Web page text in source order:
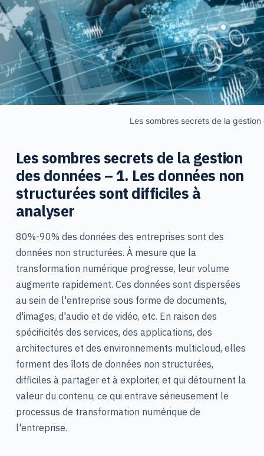
Les sombres secrets de la gestion
Les sombres secrets de la gestion
des données – 1. Les données non
structurées sont difficiles à
analyser
80%-90% des données des entreprises sont des
données non structurées. À mesure que la
transformation numérique progresse, leur volume
augmente rapidement. Ces données sont dispersées
au sein de l'entreprise sous forme de documents,
d'images, d'audio et de vidéo, etc. En raison des
spécificités des services, des applications, des
architectures et des environnements multicloud, elles
forment des îlots de données non structurées,
difficiles à partager et à exploiter, et qui détournent la
valeur du contenu, ce qui entrave sérieusement le
processus de transformation numérique de
l'entreprise.